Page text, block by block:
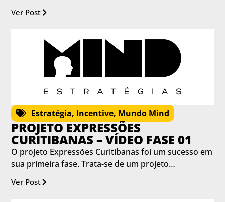
Ver Post
Estratégia, Incentive, Mundo Mind
PROJETO EXPRESSÕES
CURITIBANAS – VÍDEO FASE 01
O projeto Expressões Curitibanas foi um sucesso em
sua primeira fase. Trata-se de um projeto…
Ver Post